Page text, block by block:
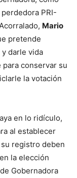
PRI-
Mario
pretende
y darle vida
conservar su
la votación
en lo ridículo,
al establecer
registro deben
la elección
Gobernadora